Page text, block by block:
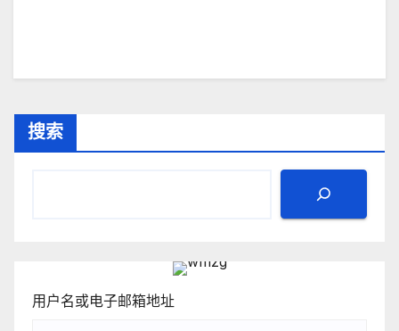
搜索
用户名或电子邮箱地址